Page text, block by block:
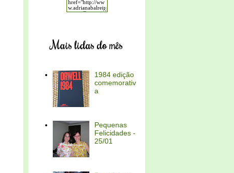
Mais lidas do mês
1984 edição
comemorativ
a
Pequenas
Felicidades -
25/01